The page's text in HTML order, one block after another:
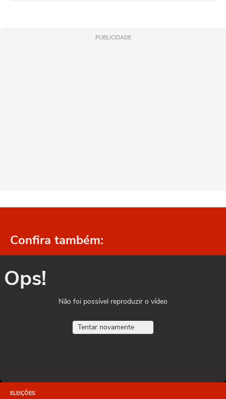
PUBLICIDADE
Confira também:
Ops!
Não foi possível reproduzir o vídeo
Tentar novamente
ELEIÇÕES